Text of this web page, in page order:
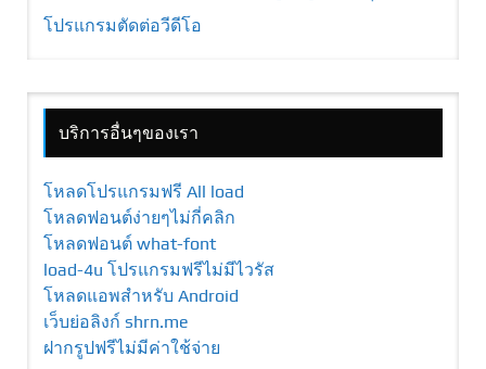
โปรแกรมตัดต่อวีดีโอ
บริการอื่นๆของเรา
โหลดโปรแกรมฟรี All load
โหลดฟอนต์ง่ายๆไม่กี่คลิก
โหลดฟอนต์ what-font
load-4u โปรแกรมฟรีไม่มีไวรัส
โหลดแอพสำหรับ Android
เว็บย่อลิงก์ shrn.me
ฝากรูปฟรีไม่มีค่าใช้จ่าย